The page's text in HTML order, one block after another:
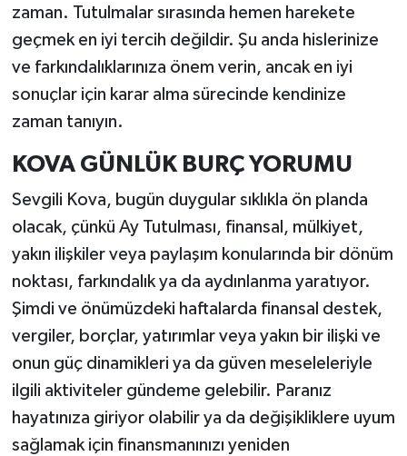
zaman. Tutulmalar sırasında hemen harekete
geçmek en iyi tercih değildir. Şu anda hislerinize
ve farkındalıklarınıza önem verin, ancak en iyi
sonuçlar için karar alma sürecinde kendinize
zaman tanıyın.
KOVA GÜNLÜK BURÇ YORUMU
Sevgili Kova, bugün duygular sıklıkla ön planda
olacak, çünkü Ay Tutulması, finansal, mülkiyet,
yakın ilişkiler veya paylaşım konularında bir dönüm
noktası, farkındalık ya da aydınlanma yaratıyor.
Şimdi ve önümüzdeki haftalarda finansal destek,
vergiler, borçlar, yatırımlar veya yakın bir ilişki ve
onun güç dinamikleri ya da güven meseleleriyle
ilgili aktiviteler gündeme gelebilir. Paranız
hayatınıza giriyor olabilir ya da değişikliklere uyum
sağlamak için finansmanınızı yeniden